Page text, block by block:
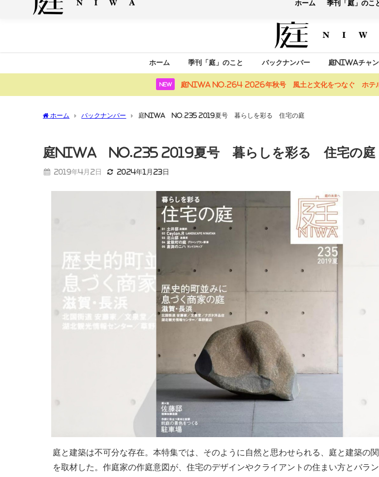
庭の未来へ
ホーム 季刊「庭」のこと バックナンバー 庭NIWAチャ
NEW 庭NIWA No.264 2026年秋号 風土と文化をつなぐ ホテ
ホーム バックナンバー 庭NIWA No.235 2019夏号 暮らしを彩る 住宅の庭
庭NIWA No.235 2019夏号 暮らしを彩る 住宅の庭
2019年4月2日 2024年1月23日
庭と建築は不可分な存在。本特集では、そのように自然と思わせられる、庭と建築の
を取材した。作庭家の作庭意図が、住宅のデザインやクライアントの住まい方とバラ